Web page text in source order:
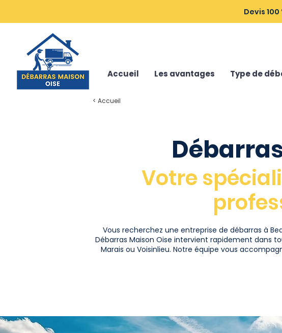
Devis
Accueil Les avantages Type de
< Accueil
Votre
Vous recherchez une entreprise de débarras à
Débarras Maison Oise intervient rapidement dans
Marais ou Voisinlieu. Notre équipe vous